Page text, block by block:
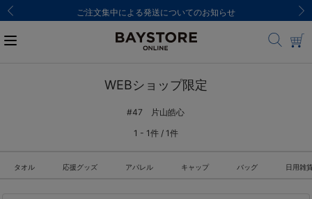
ご注文集中による発送についてのお知らせ
WEBショップ限定
#47 片山皓心
1 - 1件 / 1件
タオル 応援グッズ アパレル キャップ バッグ 日用雑